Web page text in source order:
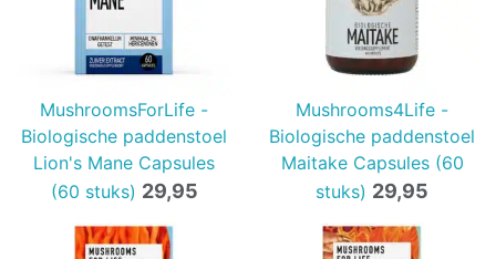
MushroomsForLife -
Biologische paddenstoel
Lion's Mane Capsules
(60 stuks) 29,95
Mushrooms4Life -
Biologische paddenstoel
Maitake Capsules (60
stuks) 29,95